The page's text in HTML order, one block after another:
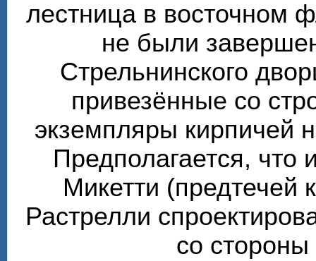
лестница в восточном
не были
Стрельнинского
привезённые со
экземпляры кирпичей
Предполагается, что
Микетти (предтечей
Растрелли
со